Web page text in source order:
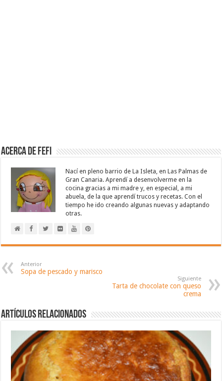
Acerca de Fefi
Nací en pleno barrio de La Isleta, en Las Palmas de
Gran Canaria. Aprendí a desenvolverme en la
cocina gracias a mi madre y, en especial, a mi
abuela, de la que aprendí trucos y recetas. Con el
tiempo he ido creando algunas nuevas y adaptando
otras.
Anterior
Sopa de pescado y marisco
Siguiente
Tarta de chocolate con queso
crema
Artículos relacionados